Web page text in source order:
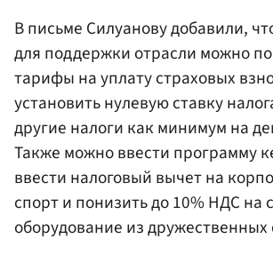
В письме Силуанову добавили,
для поддержки отрасли можно
тарифы на уплату страховых
установить нулевую ставку
другие налоги как минимум на
Также можно ввести программу
ввести налоговый вычет на
спорт и понизить до 10% НДС на
оборудование из дружественных